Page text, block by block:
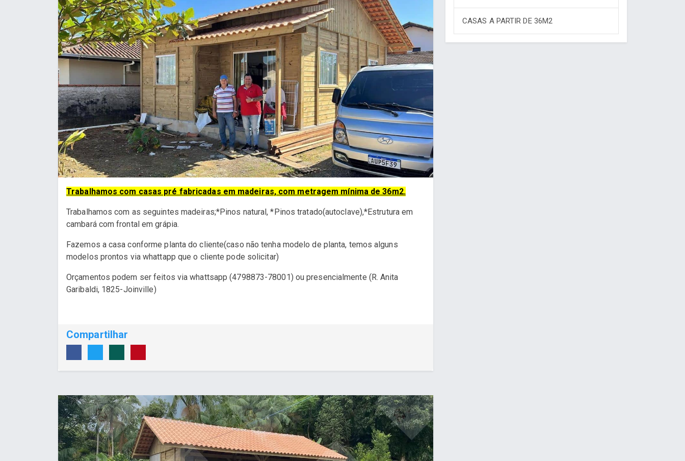
Trabalhamos com casas pré fabricadas em madeiras, com metragem mínima de 36m2.
Trabalhamos com as seguintes madeiras;*Pinos natural, *Pinos tratado(autoclave),*Estrutura em
cambará com frontal em grápia.
Fazemos a casa conforme planta do cliente(caso não tenha modelo de planta, temos alguns
modelos prontos via whattapp que o cliente pode solicitar)
Orçamentos podem ser feitos via whattsapp (4798873-78001) ou presencialmente (R. Anita
Garibaldi, 1825-Joinville)
Compartilhar
CASAS A PARTIR DE 36M2